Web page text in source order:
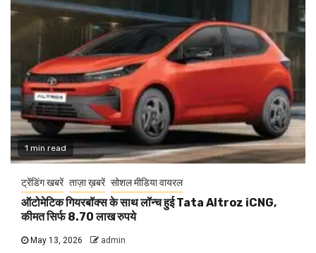
1 min read
ट्रेंडिंग खबरें ताज़ा ख़बरें सोशल मीडिया वायरल
ऑटोमेटिक गियरबॉक्स के साथ लॉन्च हुई Tata Altroz iCNG,
कीमत सिर्फ 8.70 लाख रुपये
May 13, 2026 admin